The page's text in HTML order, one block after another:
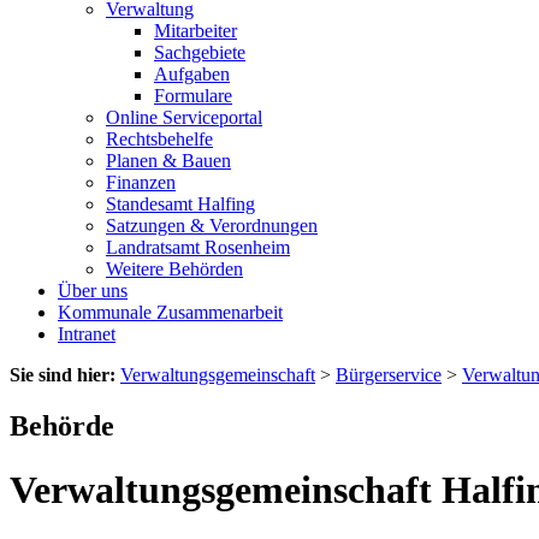
Verwaltung
Mitarbeiter
Sachgebiete
Aufgaben
Formulare
Online Serviceportal
Rechtsbehelfe
Planen & Bauen
Finanzen
Standesamt Halfing
Satzungen & Verordnungen
Landratsamt Rosenheim
Weitere Behörden
Über uns
Kommunale Zusammenarbeit
Intranet
Sie sind hier: Verwaltungsgemeinschaft > Bürgerservice >
Behörde
Verwaltungsgemeinschaft